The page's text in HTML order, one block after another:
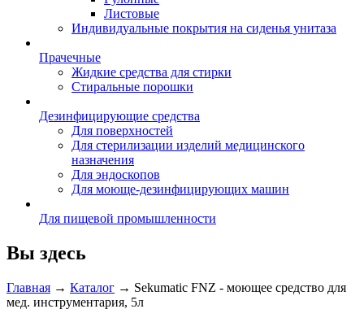
Листовые
Индивидуальные покрытия на сиденья унитаза
Прачечные
Жидкие средства для стирки
Стиральные порошки
Дезинфицирующие средства
Для поверхностей
Для стерилизации изделий медицинского
назначения
Для эндоскопов
Для моюще-дезинфицирующих машин
Для пищевой промышленности
Вы здесь
Главная → Каталог → Sekumatic FNZ - моющее средство для
мед. инструментария, 5л